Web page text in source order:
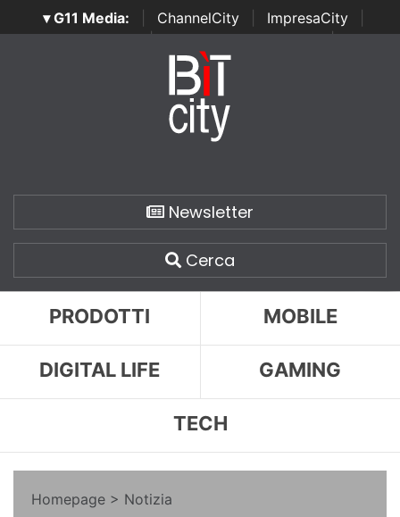
▾ G11 Media: ChannelCity ImpresaCity
SecurityOpenLab | Italian Channel Awards | Italian
Italian Security Awards
Newsletter
Cerca
PRODOTTI MOBILE
DIGITAL LIFE GAMING
TECH
Homepage > Notizia